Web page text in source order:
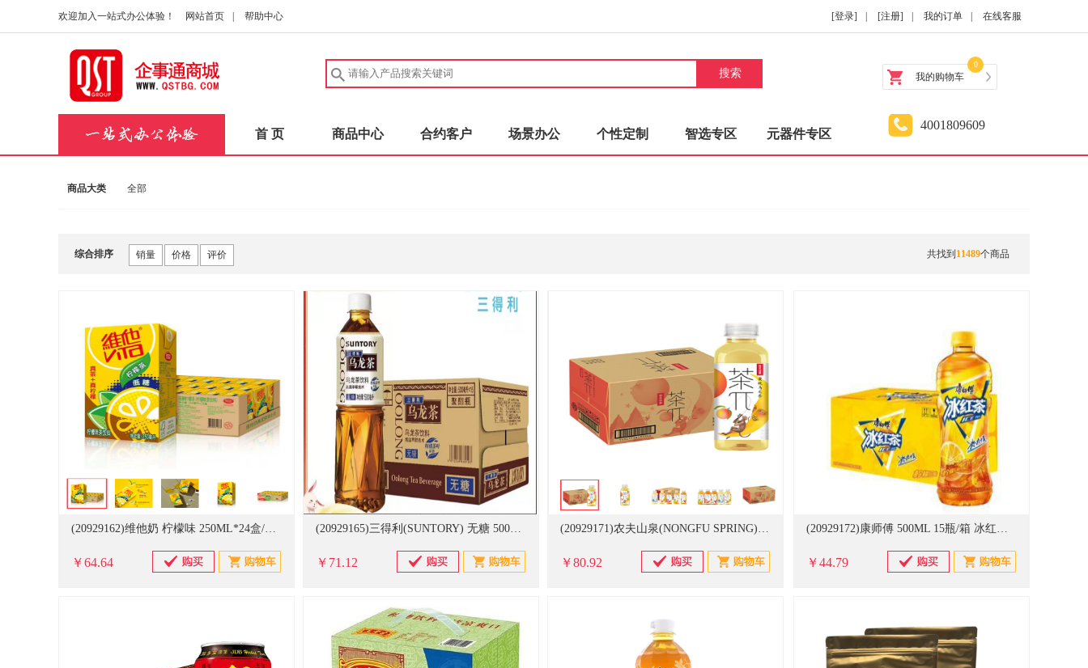
欢迎加入一站式办公体验！ 网站首页 帮助中心 [登录] [注册] 我的订单 在线客服
搜索 我的购物车
0
首 页 商品中心 合约客户 场景办公 个性定制 智选专区 元器件专区
4001809609
商品大类 全部
综合排序 销量 价格 评价 共找到 11489个商品
(20929162)维他奶 柠檬味 250ML*24盒/箱 茶饮料(单位：箱)
￥64.64
(20929165)三得利(SUNTORY) 无糖 500ml*15瓶/箱 乌龙茶(单位：箱)
￥71.12
(20929171)农夫山泉(NONGFU SPRING) 蜜桃乌龙茶/柠檬红茶/西柚茉莉花茶/柚子绿茶 500ML*15瓶/箱 茶π(单位：箱)
￥80.92
(20929172)康师傅 500ML 15瓶/箱 冰红茶(单位：箱)
￥44.79